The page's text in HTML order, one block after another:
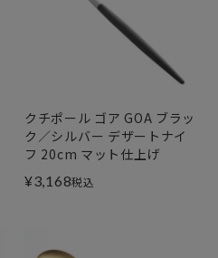
クチポール ゴア GOA ブラッ
ク／シルバー デザートナイ
フ 20cm マット仕上げ
¥3,168税込